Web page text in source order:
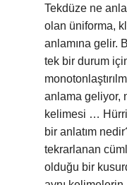
Tekdüze ne
olan üniforma,
anlamına gelir.
tek bir durum
anlama geliyor,
kelimesi …
bir anlatım
tekrarlanan
olduğu bir